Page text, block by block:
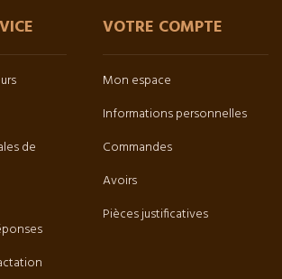
de
VOTRE COMPTE
Mon espace
Informations personnelles
Commandes
Avoirs
Pièces justificatives